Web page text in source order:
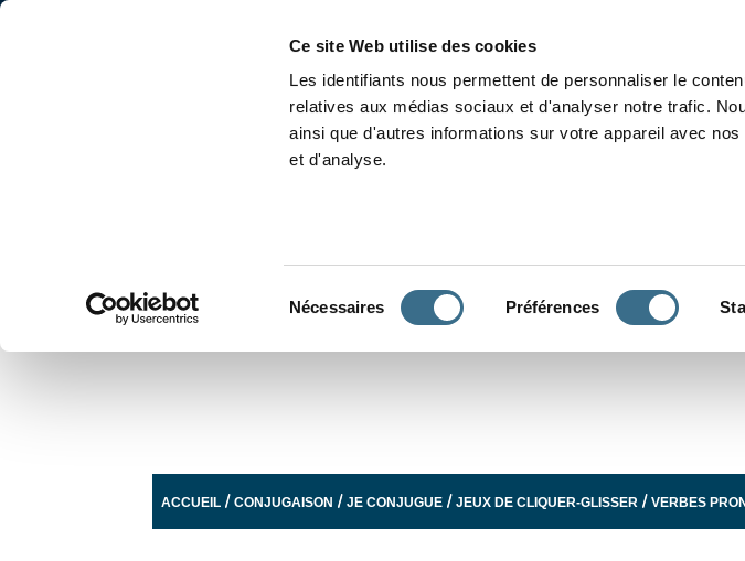
Ce site Web utilise des cookies
Les identifiants nous permettent de personnaliser le
relatives aux médias sociaux et d'analyser notre trafic.
ainsi que d'autres informations sur votre appareil avec
et d'analyse.
Nécessaires Préférences
ACCUEIL /CONJUGAISON /JE CONJUGUE /JEUX DE CLIQUER-GLISSER /VERBES